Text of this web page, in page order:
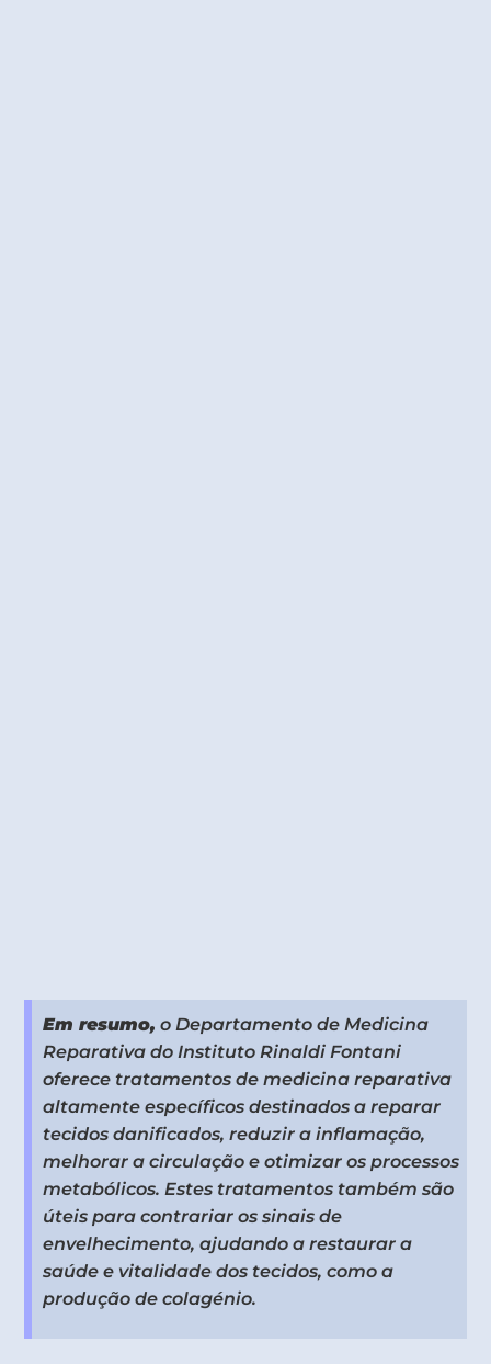
Em resumo, o Departamento de Medicina
Reparativa do Instituto Rinaldi Fontani
oferece tratamentos de medicina reparativa
altamente específicos destinados a reparar
tecidos danificados, reduzir a inflamação,
melhorar a circulação e otimizar os processos
metabólicos. Estes tratamentos também são
úteis para contrariar os sinais de
envelhecimento, ajudando a restaurar a
saúde e vitalidade dos tecidos, como a
produção de colagénio.